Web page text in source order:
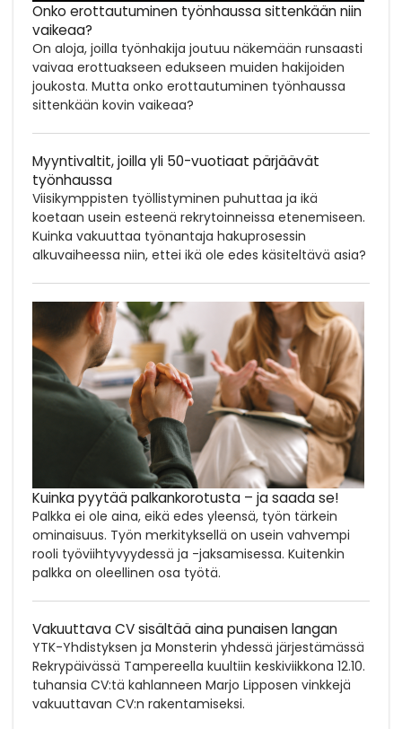
Onko erottautuminen työnhaussa sittenkään niin
vaikeaa?
On aloja, joilla työnhakija joutuu näkemään runsaasti
vaivaa erottuakseen edukseen muiden hakijoiden
joukosta. Mutta onko erottautuminen työnhaussa
sittenkään kovin vaikeaa?
Myyntivaltit, joilla yli 50-vuotiaat pärjäävät
työnhaussa
Viisikymppisten työllistyminen puhuttaa ja ikä
koetaan usein esteenä rekrytoinneissa etenemiseen.
Kuinka vakuuttaa työnantaja hakuprosessin
alkuvaiheessa niin, ettei ikä ole edes käsiteltävä asia?
Kuinka pyytää palkankorotusta – ja saada se!
Palkka ei ole aina, eikä edes yleensä, työn tärkein
ominaisuus. Työn merkityksellä on usein vahvempi
rooli työviihtyvyydessä ja -jaksamisessa. Kuitenkin
palkka on oleellinen osa työtä.
Vakuuttava CV sisältää aina punaisen langan
YTK-Yhdistyksen ja Monsterin yhdessä järjestämässä
Rekrypäivässä Tampereella kuultiin keskiviikkona 12.10.
tuhansia CV:tä kahlanneen Marjo Lipposen vinkkejä
vakuuttavan CV:n rakentamiseksi.